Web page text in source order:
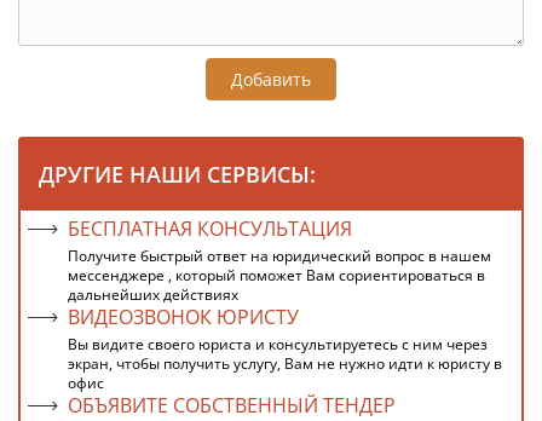
Добавить
ДРУГИЕ НАШИ СЕРВИСЫ:
БЕСПЛАТНАЯ КОНСУЛЬТАЦИЯ
Получите быстрый ответ на юридический вопрос в нашем
мессенджере , который поможет Вам сориентироваться в
дальнейших действиях
ВИДЕОЗВОНОК ЮРИСТУ
Вы видите своего юриста и консультируетесь с ним через
экран, чтобы получить услугу, Вам не нужно идти к юристу в
офис
ОБЪЯВИТЕ СОБСТВЕННЫЙ ТЕНДЕР